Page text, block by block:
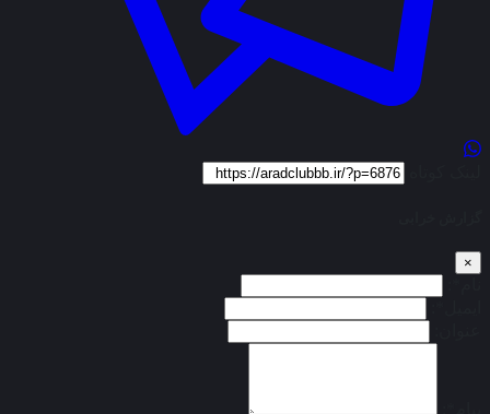
×